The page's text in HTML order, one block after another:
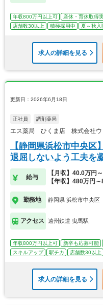
年収800万円以上可 産休・育休取得
店舗数30以上
積極採用中 夏～秋入
求人の詳細を見る
更新日：2026年6月18日
正社員 調剤薬局
エス薬局 ひくま店 株式会社ウ
【静岡県浜松市中央区
退屈しないよう工夫を
給与
【月収】40.0万円
【年収】480万円
勤務地 静岡県 浜松市中央区
アクセス 遠州鉄道 曳馬駅
年収800万円以上可 新卒も応募可能
スキルアップ
駅チカ 店舗数30以上
求人の詳細を見る